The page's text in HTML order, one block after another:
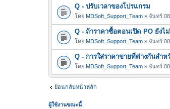
Q - ปรับเวลาของโปรแกรม
โดย MDSoft_Support_Team » จันทร์
Q - ถ้าราคาซื้อตอนเปิด PO ยัง
โดย MDSoft_Support_Team » จันทร์
Q - การใส่ราคาขายที่ต่างกันสำ
โดย MDSoft_Support_Team » จันทร์
ย้อนกลับหน้าหลัก
ผู้ใช้งานขณะนี้